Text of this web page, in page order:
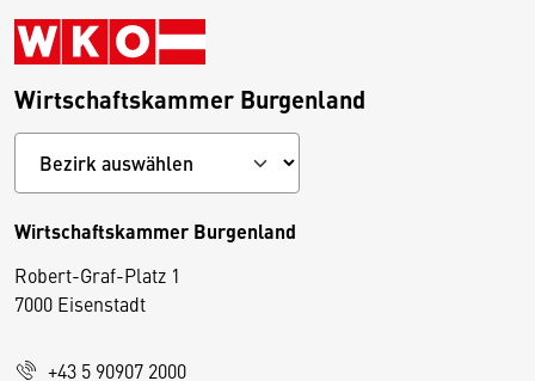
Wirtschaftskammer Burgenland
Wirtschaftskammer Burgenland
Robert-Graf-Platz 1
7000 Eisenstadt
+43 5 90907 2000
D